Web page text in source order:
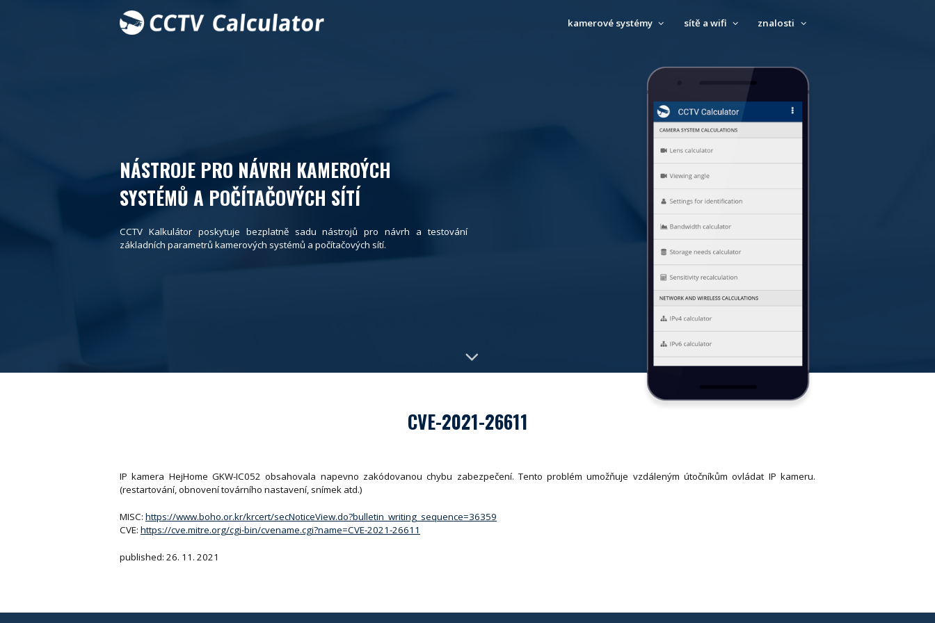
kamerové systémy sítě a wifi znalosti
NÁSTROJE PRO NÁVRH KAMEROÝCH
SYSTÉMŮ A POČÍTAČOVÝCH SÍTÍ
CCTV Kalkulátor poskytuje bezplatně sadu nástrojů pro návrh a testování
základních parametrů kamerových systémů a počítačových sítí.
CVE-2021-26611
IP kamera HejHome GKW-IC052 obsahovala napevno zakódovanou chybu zabezpečení. Tento problém umožňuje vzdáleným útočníkům ovládat IP kameru.
(restartování, obnovení továrního nastavení, snímek atd.)
MISC: https://www.boho.or.kr/krcert/secNoticeView.do?bulletin_writing_sequence=36359
CVE: https://cve.mitre.org/cgi-bin/cvename.cgi?name=CVE-2021-26611
published: 26. 11. 2021